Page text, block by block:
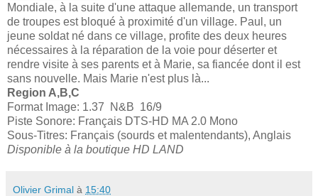
Mondiale, à la suite d'une attaque allemande, un transport
de troupes est bloqué à proximité d'un village. Paul, un
jeune soldat né dans ce village, profite des deux heures
nécessaires à la réparation de la voie pour déserter et
rendre visite à ses parents et à Marie, sa fiancée dont il est
sans nouvelle. Mais Marie n'est plus là...
Region A,B,C
Format Image: 1.37 N&B 16/9
Piste Sonore: Français DTS-HD MA 2.0 Mono
Sous-Titres: Français (sourds et malentendants), Anglais
Disponible à la boutique HD LAND
Olivier Grimal à 15:40